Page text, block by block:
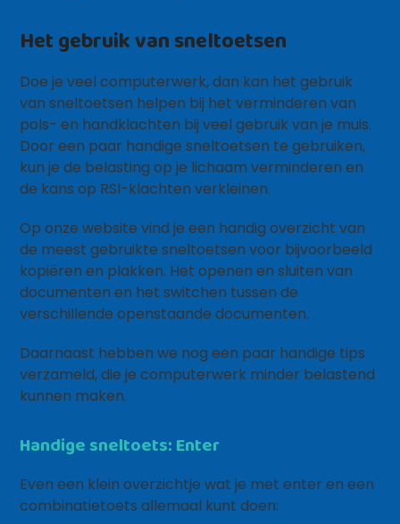
Het gebruik van sneltoetsen
Doe je veel computerwerk, dan kan het gebruik
van sneltoetsen helpen bij het verminderen van
pols- en handklachten bij veel gebruik van je muis.
Door een paar handige sneltoetsen te gebruiken,
kun je de belasting op je lichaam verminderen en
de kans op RSI-klachten verkleinen.
Op onze website vind je een handig overzicht van
de meest gebruikte sneltoetsen voor bijvoorbeeld
kopiëren en plakken. Het openen en sluiten van
documenten en het switchen tussen de
verschillende openstaande documenten.
Daarnaast hebben we nog een paar handige tips
verzameld, die je computerwerk minder belastend
kunnen maken.
Handige sneltoets: Enter
Even een klein overzichtje wat je met enter en een
combinatietoets allemaal kunt doen: